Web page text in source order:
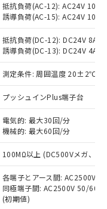
抵抗負荷(AC-12): AC24V 10A/
誘導負荷(AC-15): AC24V
抵抗負荷(DC-12): DC24V 8A/
誘導負荷(DC-13): DC24V 4A/
測定条件: 周囲温度 20±2℃、
プッシュインPlus端子台
電気的: 最大30回/分
機械的: 最大60回/分
100MΩ以上 (DC500Vメガ、点
各端子とアース間: AC2500V
同極端子間: AC2500V 50/
(初期値)
同意のうえ
機器事業取扱
び標準価格
だくもので
品の中には、
る商品もある
照会結果は、
での社内デー
のであり、閲
在庫および標
あることをご
（10物質）の
品を出す予
（10物質）の
は確認中の
形物で、有
す。
部品として
場合などや
す。
リ臭化ビフェニル
ニルエーテル類
中国RoHSの
す。
中国RoHSの
ます。
部門へお問
：
、 Cd(カドミウ
ポリ臭化ビフェ
のうち、外国
定める商品
う）を輸出
場合は、日本
役務取引許
な手続きを